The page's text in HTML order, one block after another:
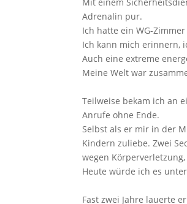
Adrenalin pur.
Ich hatte ein WG-
Ich kann mich erinnern,
Auch eine extreme
Meine Welt war
Teilweise bekam ich an
Anrufe ohne Ende.
Selbst als er mir in der
Kindern zuliebe. Zwei
wegen
Heute würde ich es
Fast zwei Jahre lauerte